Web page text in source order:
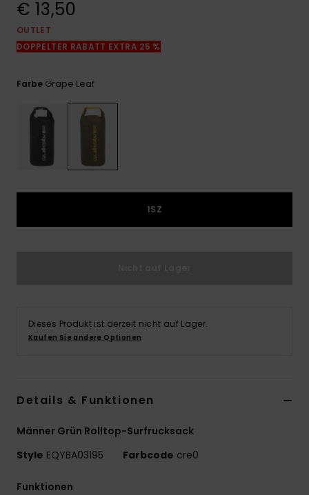
ansehen
€ 13,50
OUTLET
DOPPELTER RABATT EXTRA 25 %
Farbe Grape Leaf
1SZ
Dieses Produkt ist derzeit nicht auf Lager.
Kaufen Sie andere Optionen
Details & Funktionen
Männer Grün Rolltop-Surfrucksack
Style EQYBA03195 Farbcode cre0
Funktionen